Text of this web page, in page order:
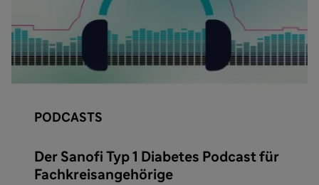
PODCASTS
Der Sanofi Typ 1 Diabetes Podcast für
Fachkreisangehörige